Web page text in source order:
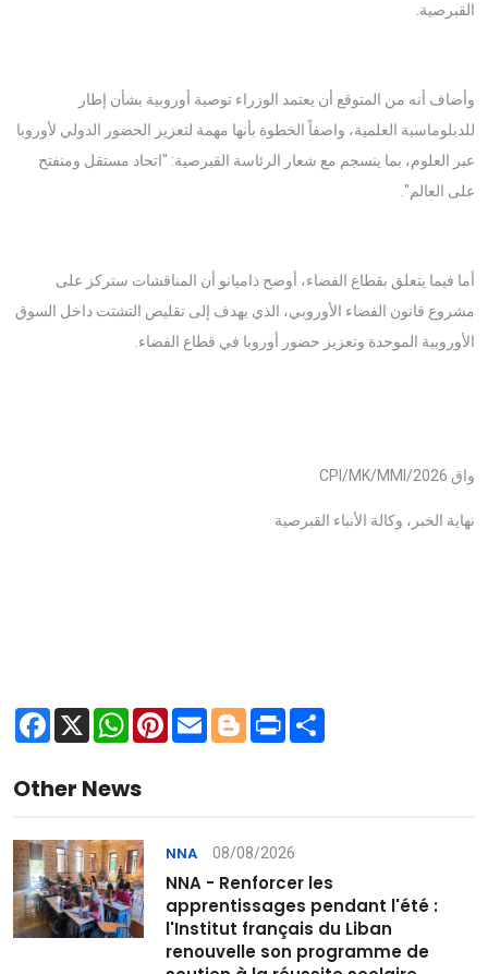
القبرصية.
وأضاف أنه من المتوقع أن يعتمد الوزراء توصية أوروبية بشأن إطار
للدبلوماسية العلمية، واصفاً الخطوة بأنها مهمة لتعزيز الحضور الدولي لأوروبا
عبر العلوم، بما ينسجم مع شعار الرئاسة القبرصية: "اتحاد مستقل ومنفتح
على العالم".
أما فيما يتعلق بقطاع الفضاء، أوضح ذاميانو أن المناقشات ستركز على
مشروع قانون الفضاء الأوروبي، الذي يهدف إلى تقليص التشتت داخل السوق
الأوروبية الموحدة وتعزيز حضور أوروبا في قطاع الفضاء.
واق CPI/MK/MMI/2026
نهاية الخبر، وكالة الأنباء القبرصية
Facebook
X WhatsApp
Pinterest
Email Blogger
Print
Other News
NNA 08/08/2026
NNA - Renforcer les
apprentissages pendant l'été :
l'Institut français du Liban
renouvelle son programme de